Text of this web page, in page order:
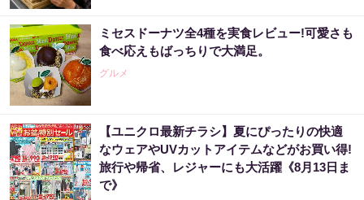
ミセスドーナツ全4種を実食レビュー!可愛さも
食べ応えもばっちりで大満足。
グルメ
【ユニクロ最新チラシ】夏にぴったりの快適
なウェアやUVカットアイテムなどがお買い得!
旅行や帰省、レジャーにも大活躍《8月13日ま
で》